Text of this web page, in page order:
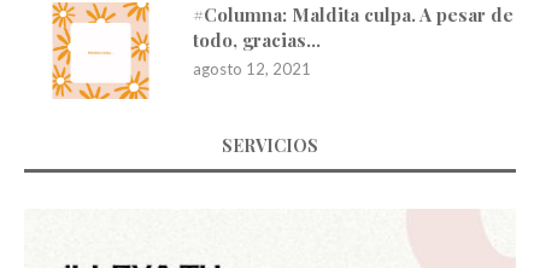
#Columna: Maldita culpa. A pesar de
todo, gracias…
agosto 12, 2021
SERVICIOS